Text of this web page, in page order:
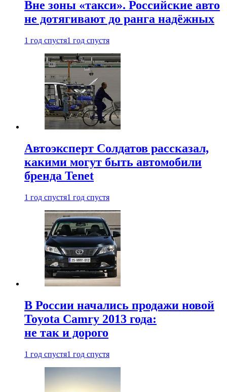
Вне зоны «такси». Российские авто
не дотягивают до ранга надёжных
1 год спустя1 год спустя
Автоэксперт Солдатов рассказал,
какими могут быть автомобили
бренда Tenet
1 год спустя1 год спустя
В России начались продажи новой
Toyota Camry 2013 года:
не так и дорого
1 год спустя1 год спустя